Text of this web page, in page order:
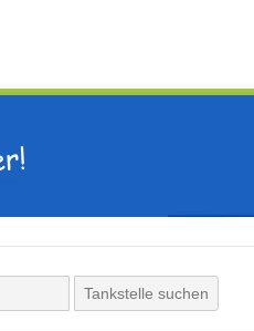
Tankstelle suchen